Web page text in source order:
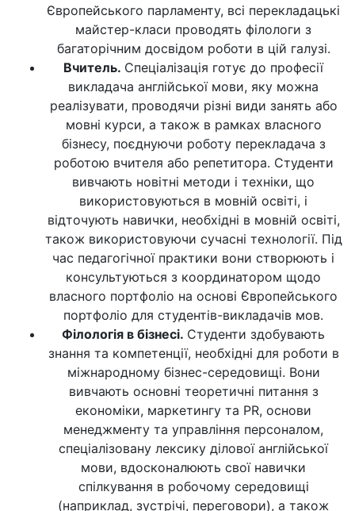
Європейського парламенту, всі перекладацькі
майстер-класи проводять філологи з
багаторічним досвідом роботи в цій галузі.
Вчитель. Спеціалізація готує до професії
викладача англійської мови, яку можна
реалізувати, проводячи різні види занять або
мовні курси, а також в рамках власного
бізнесу, поєднуючи роботу перекладача з
роботою вчителя або репетитора. Студенти
вивчають новітні методи і техніки, що
використовуються в мовній освіті, і
відточують навички, необхідні в мовній освіті,
також використовуючи сучасні технології. Під
час педагогічної практики вони створюють і
консультуються з координатором щодо
власного портфоліо на основі Європейського
портфоліо для студентів-викладачів мов.
Філологія в бізнесі. Студенти здобувають
знання та компетенції, необхідні для роботи в
міжнародному бізнес-середовищі. Вони
вивчають основні теоретичні питання з
економіки, маркетингу та PR, основи
менеджменту та управління персоналом,
спеціалізовану лексику ділової англійської
мови, вдосконалюють свої навички
спілкування в робочому середовищі
(наприклад, зустрічі, переговори), а також